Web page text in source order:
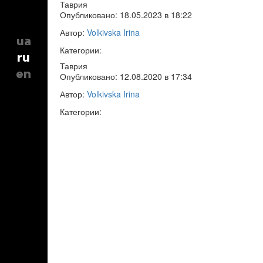
ua
ru
en
Таврия
Опубликовано: 18.05.2023 в 18:22
Автор: Volkivska Irina
Категории:
Таврия
Опубликовано: 12.08.2020 в 17:34
Автор: Volkivska Irina
Категории: